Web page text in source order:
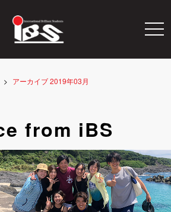
アーカイブ 2019年03月
from iBS